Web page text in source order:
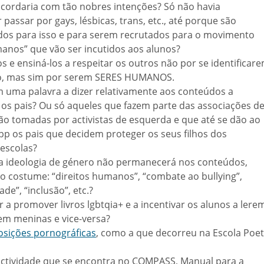
com tão nobres intenções? Só não havia
por gays, lésbicas, trans, etc., até porque são
para isso e para serem recrutados para o movimento
que vão ser incutidos aos alunos?
e ensiná-los a respeitar os outros não por se
sim por serem SERES HUMANOS.
palavra a dizer relativamente aos conteúdos a
pais? Ou só aqueles que fazem parte das associações de
tomadas por activistas de esquerda e que até se dão ao
os pais que decidem proteger os seus filhos dos
ideologia de género não permanecerá nos conteúdos,
“direitos humanos”, “combate ao bullying”,
“inclusão”, etc.?
a promover livros lgbtqia+ e a incentivar os alunos a
meninas e vice-versa?
pornográficas, como a que decorreu na Escola
que se encontra no COMPASS, Manual para a